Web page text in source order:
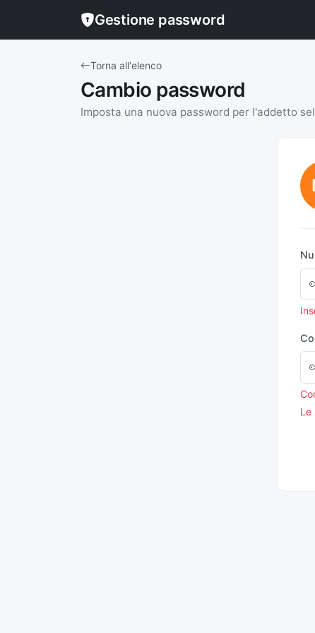
Gestione password
Torna all'elenco
Cambio password
Imposta una nuova password per l'addetto
Le